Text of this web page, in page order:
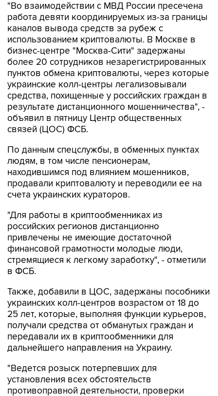
"Во взаимодействии с МВД России пресечена
работа девяти координируемых из-за границы
каналов вывода средств за рубеж с
использованием криптовалюты. В Москве в
бизнес-центре "Москва-Сити" задержаны
более 20 сотрудников незарегистрированных
пунктов обмена криптовалюты, через которые
украинские колл-центры легализовывали
средства, похищенные у российских граждан в
результате дистанционного мошенничества", -
объявил в пятницу Центр общественных
связей (ЦОС) ФСБ.
По данным спецслужбы, в обменных пунктах
людям, в том числе пенсионерам,
находившимся под влиянием мошенников,
продавали криптовалюту и переводили ее на
счета украинских кураторов.
"Для работы в криптообменниках из
российских регионов дистанционно
привлечены не имеющие достаточной
финансовой грамотности молодые люди,
стремящиеся к легкому заработку", - отметили
в ФСБ.
Также, добавили в ЦОС, задержаны пособники
украинских колл-центров возрастом от 18 до
25 лет, которые, выполняя функции курьеров,
получали средства от обманутых граждан и
передавали их в криптообменники для
дальнейшего направления на Украину.
"Ведется розыск потерпевших для
установления всех обстоятельств
противоправной деятельности, проверки